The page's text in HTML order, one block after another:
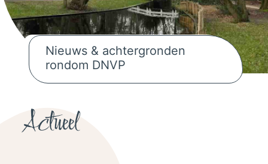
Nieuws & achtergronden
rondom DNVP
Nieuws & achtergronden rondom DNVP
Actueel